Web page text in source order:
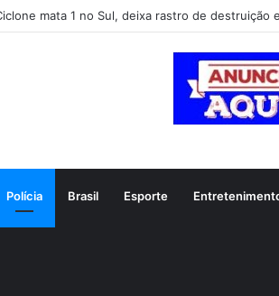
mata 1 no Sul, deixa rastro de destruição
Polícia Brasil Esporte